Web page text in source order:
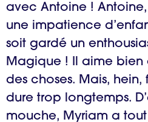
avec Antoine !
une impatience
soit gardé un
Magique ! Il aime bien
des choses. Mais,
dure trop longtemps.
mouche, Myriam a